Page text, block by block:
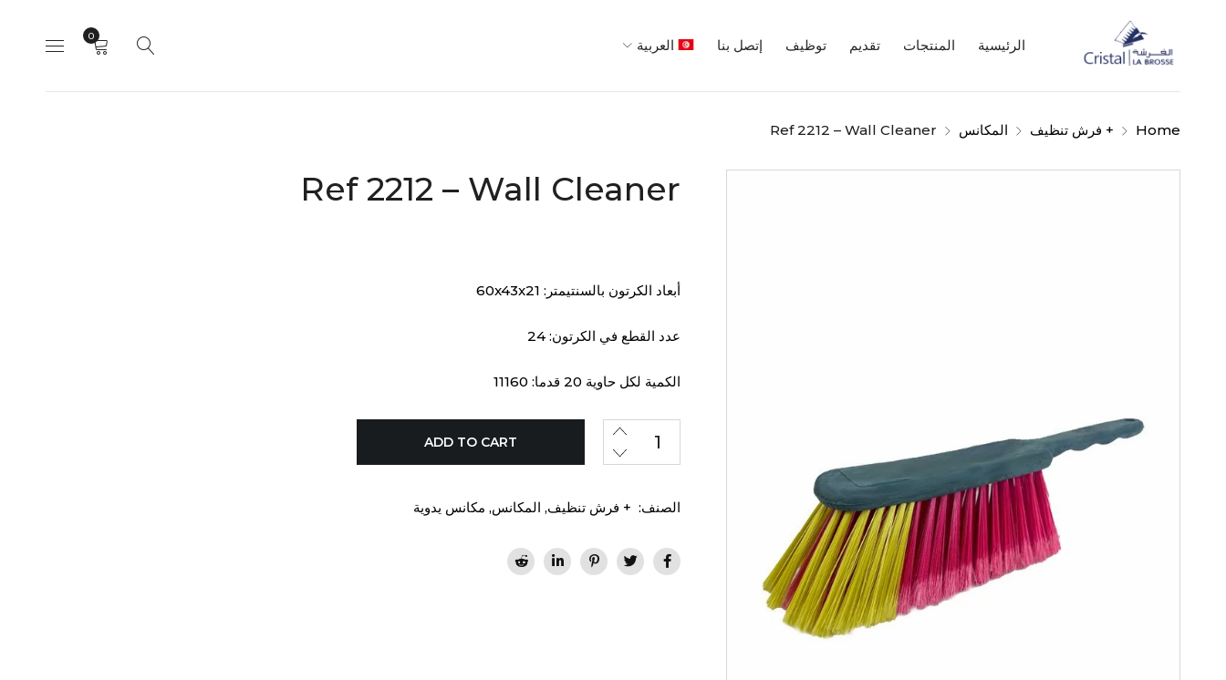
الرئيسية المنتجات تقديم توظيف إتصل بنا العربية
0
Home + فرش تنظيف المكانس Ref 2212 – Wall Cleaner
Ref 2212 – Wall Cleaner
أبعاد الكرتون بالسنتيمتر: 60x43x21
عدد القطع في الكرتون: 24
الكمية لكل حاوية 20 قدما: 11160
ADD TO CART
الصنف: + فرش تنظيف, المكانس, مكانس يدوية